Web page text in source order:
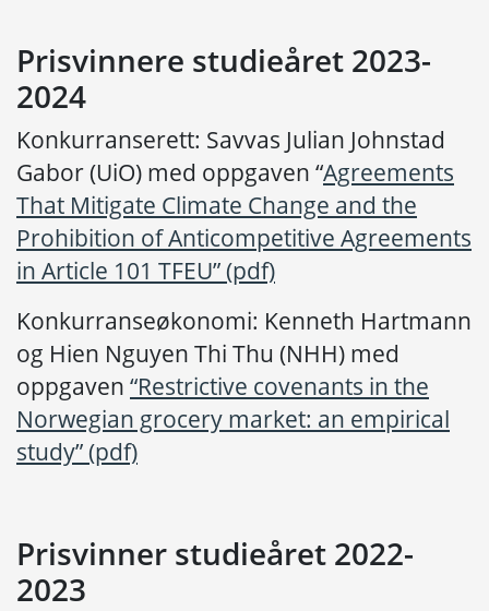
Prisvinnere studieåret 2023-
2024
Konkurranserett: Savvas Julian Johnstad
Gabor (UiO) med oppgaven “Agreements
That Mitigate Climate Change and the
Prohibition of Anticompetitive Agreements
in Article 101 TFEU” (pdf)
Konkurranseøkonomi: Kenneth Hartmann
og Hien Nguyen Thi Thu (NHH) med
oppgaven “Restrictive covenants in the
Norwegian grocery market: an empirical
study” (pdf)
Prisvinner studieåret 2022-
2023